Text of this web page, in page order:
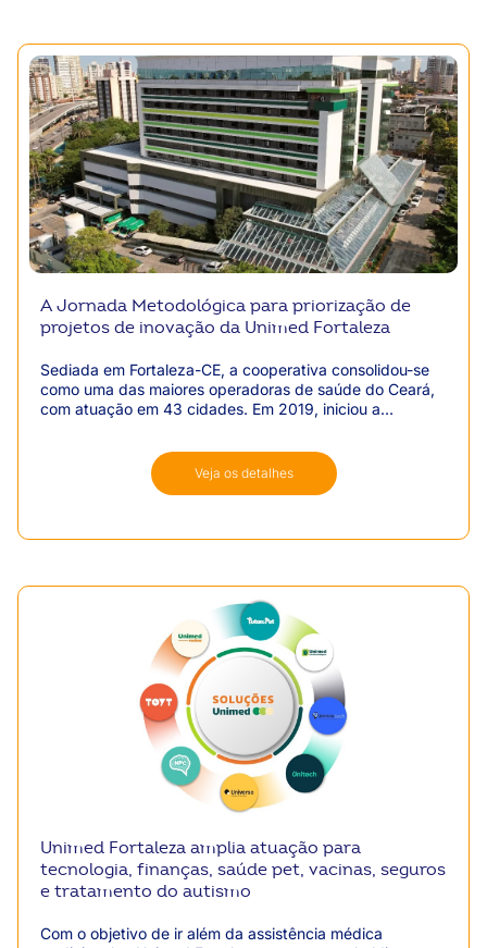
A Jornada Metodológica para priorização de
projetos de inovação da Unimed Fortaleza
Sediada em Fortaleza-CE, a cooperativa consolidou-se
como uma das maiores operadoras de saúde do Ceará,
com atuação em 43 cidades. Em 2019, iniciou a
uma gerência subordinada à TI para uma posição
estratégica conectada à Presidência e Diretoria,
culminando na oficialização de uma nova estrutura de
Veja os detalhes
Unimed Fortaleza amplia atuação para
tecnologia, finanças, saúde pet, vacinas, seguros
e tratamento do autismo
Com o objetivo de ir além da assistência médica